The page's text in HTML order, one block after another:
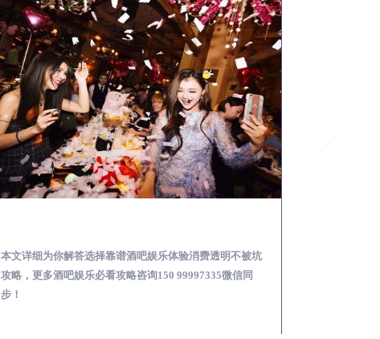
本文详细为你解答选择靠谱酒吧娱乐体验消费透明不被坑
攻略，更多酒吧娱乐必看攻略咨询150 99997335微信同
步！